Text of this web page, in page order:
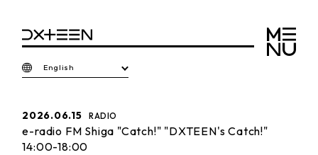
English
2026.06.15 RADIO
e-radio FM Shiga "Catch!" "DXTEEN's Catch!"
14:00-18:00